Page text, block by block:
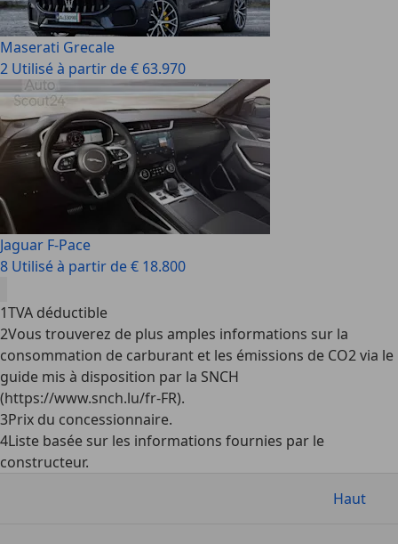
Maserati Grecale
2 Utilisé à partir de € 63.970
Jaguar F-Pace
8 Utilisé à partir de € 18.800
1TVA déductible
2Vous trouverez de plus amples informations sur la
consommation de carburant et les émissions de CO2 via le
guide mis à disposition par la SNCH
(https://www.snch.lu/fr-FR).
3Prix du concessionnaire.
4Liste basée sur les informations fournies par le
constructeur.
Haut